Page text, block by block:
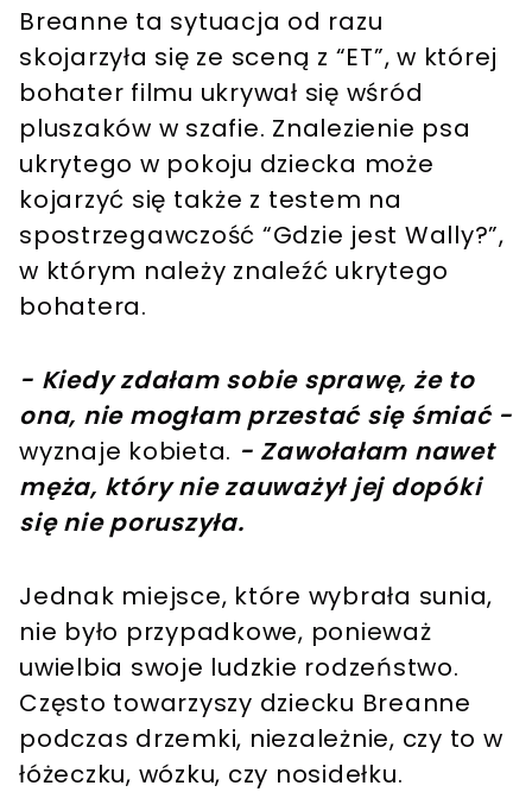
Breanne ta sytuacja od razu
skojarzyła się ze sceną z “ET”, w której
bohater filmu ukrywał się wśród
pluszaków w szafie. Znalezienie psa
ukrytego w pokoju dziecka może
kojarzyć się także z testem na
spostrzegawczość “Gdzie jest Wally?”,
w którym należy znaleźć ukrytego
bohatera.
- Kiedy zdałam sobie sprawę, że to
ona, nie mogłam przestać się śmiać -
wyznaje kobieta. - Zawołałam nawet
męża, który nie zauważył jej dopóki
się nie poruszyła.
Jednak miejsce, które wybrała sunia,
nie było przypadkowe, ponieważ
uwielbia swoje ludzkie rodzeństwo.
Często towarzyszy dziecku Breanne
podczas drzemki, niezależnie, czy to w
łóżeczku, wózku, czy nosidełku.